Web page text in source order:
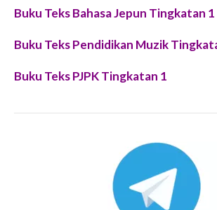
Buku Teks Bahasa Jepun Tingkatan 1
Buku Teks Pendidikan Muzik
Buku Teks PJPK Tingkatan 1